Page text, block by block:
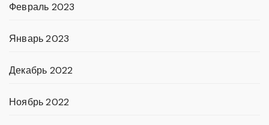
Февраль 2023
Январь 2023
Декабрь 2022
Ноябрь 2022